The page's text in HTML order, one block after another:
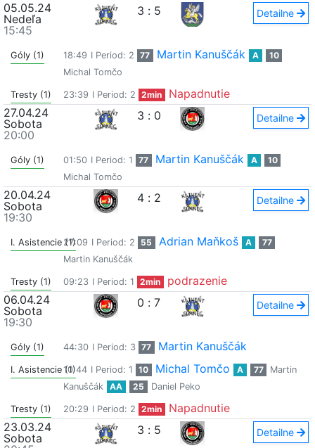
05.05.24
Nedeľa
15:45
3 : 5 Detailne
Góly (1) 18:49 I Period: 2 77 Martin Kanuščák A
10
Michal Tomčo
Tresty (1) 23:39 I Period: 2 2min
Napadnutie
27.04.24
Sobota
20:00
3 : 0 Detailne
Góly (1) 01:50 I Period: 1 77 Martin Kanuščák A
10
Michal Tomčo
20.04.24
Sobota
19:30
4 : 2 Detailne
I. Asistencie (1)27:09 I Period: 2 55 Adrian Maňkoš A
77
Martin Kanuščák
Tresty (1) 09:23 I Period: 1 2min
podrazenie
06.04.24
Sobota
19:30
0 : 7 Detailne
Góly (1) 44:30 I Period: 3 77 Martin Kanuščák
I. Asistencie (1)10:44 I Period: 1 10 Michal Tomčo A 77
Martin
Kanuščák
AA 25 Daniel Peko
Tresty (1) 20:29 I Period: 2 2min
Napadnutie
23.03.24
Sobota
3 : 5 Detailne